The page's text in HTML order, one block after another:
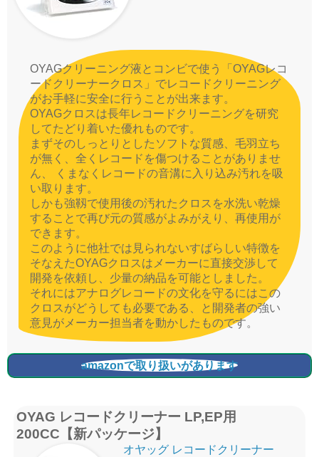
OYAGクリーニング液とコンビで使う「OYAGレコ
ードクリーナークロス」でレコードクリーニング
がお手軽に安全に行うことが出来ます。
OYAGクロスは長年レコードクリーニングを研究
してたどり着いた優れものです。
まずそのしっとりとしたソフトな質感、毛羽立ち
が無く、全くレコードを傷つけることがありませ
ん、 くまなくレコードの音溝に入り込み汚れを吸
い取ります。
しかも強靱で使用後の汚れたクロスを水洗い乾燥
することで再び元の質感がよみがえり、再使用が
できます。
このように他社では見られないすばらしい特徴を
そなえたOYAGクロスはメーカーに直接交渉して
開発を依頼し、少量の納品を可能としました。
それにはアナログレコードの文化を守るにはこの
クロスがどうしても必要である、と開発者の強い
意見がメーカー担当者を動かしたものです。
amazonで取り扱いがあります
OYAG レコードクリーナー LP,EP用
200CC【新パッケージ】
オヤッグ レコードクリーナー